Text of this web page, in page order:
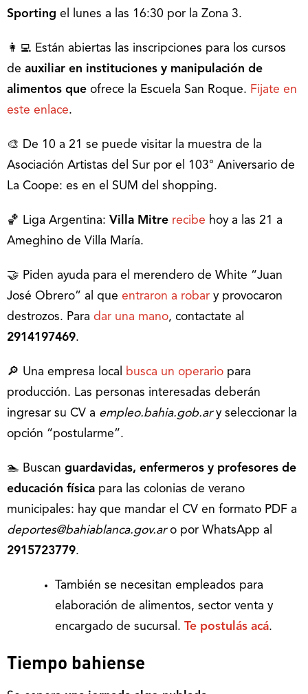
Sporting el lunes a las 16:30 por la Zona 3.
👩‍💻 Están abiertas las inscripciones para los cursos
de auxiliar en instituciones y manipulación de
alimentos que ofrece la Escuela San Roque. Fijate en
este enlace.
🎨 De 10 a 21 se puede visitar la muestra de la
Asociación Artistas del Sur por el 103° Aniversario de
La Coope: es en el SUM del shopping.
🏀 Liga Argentina: Villa Mitre recibe hoy a las 21 a
Ameghino de Villa María.
🤝 Piden ayuda para el merendero de White “Juan
José Obrero” al que entraron a robar y provocaron
destrozos. Para dar una mano, contactate al
2914197469.
🔎 Una empresa local busca un operario para
producción. Las personas interesadas deberán
ingresar su CV a empleo.bahia.gob.ary seleccionar la
opción “postularme”.
🏊 Buscan guardavidas, enfermeros y profesores de
educación física para las colonias de verano
municipales: hay que mandar el CV en formato PDF a
deportes@bahiablanca.gov.aro por WhatsApp al
2915723779.
También se necesitan empleados para
elaboración de alimentos, sector venta y
encargado de sucursal.
Te postulás acá.
Tiempo bahiense